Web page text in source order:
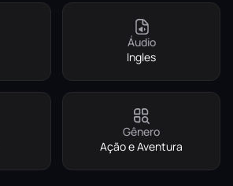
Áudio
Ingles
Gênero
Ação e Aventura